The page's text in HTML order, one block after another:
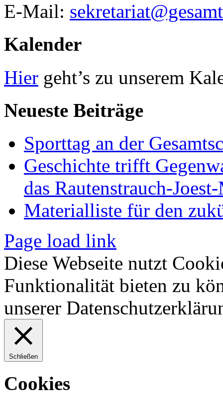
E-Mail:
Kalender
Hier geht’s zu unserem
Neueste Beiträge
Sporttag an der
Geschichte trifft
das Rautenstrauch-
Materialliste für den
Page load link
Diese Webseite nutzt
Funktionalität bieten zu
unserer
Schließen
Cookies